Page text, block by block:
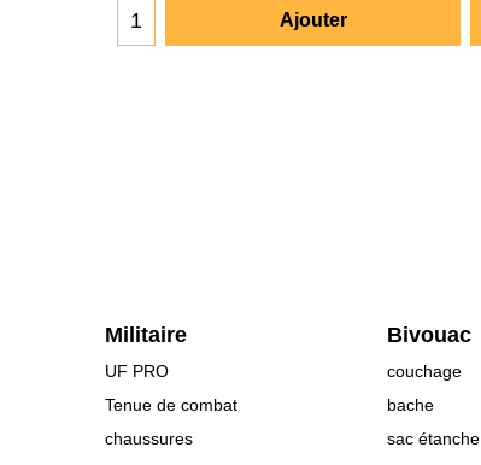
Ajouter
Militaire
UF PRO
Tenue de combat
chaussures
Bivouac
couchage
bache
sac étanche